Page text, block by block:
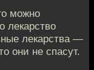
можно
лекарство
лекарства —
они не спасут.